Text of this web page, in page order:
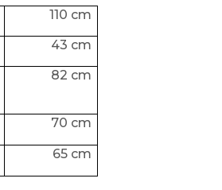
110 cm
43 cm
82 cm
70 cm
65 cm